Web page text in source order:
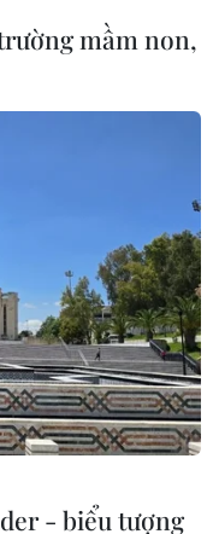
cát quá mức
mầm non,
- biểu tượng